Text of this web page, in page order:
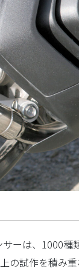
ーは、1000種
の試作を積み